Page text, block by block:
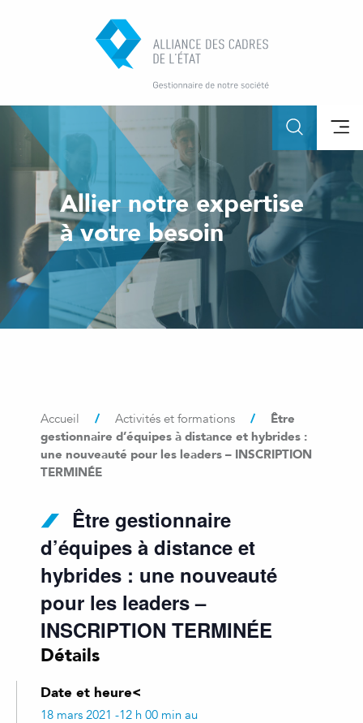
Allier notre expertise
à votre besoin
Accueil / Activités et formations /
Être
gestionnaire d’équipes à distance et hybrides :
une nouveauté pour les leaders – INSCRIPTION
TERMINÉE
Être gestionnaire
d’équipes à distance et
hybrides : une nouveauté
pour les leaders –
INSCRIPTION TERMINÉE
Détails
Date et heure<
18 mars 2021 -12 h 00 min au